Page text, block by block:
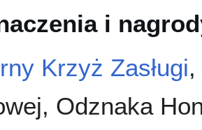
i
Krzyż Zasługi,
Odznaka